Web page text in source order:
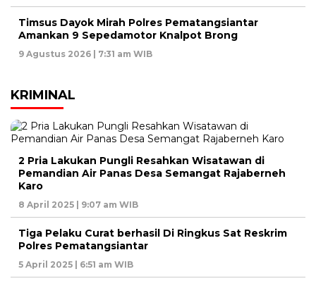
Timsus Dayok Mirah Polres Pematangsiantar
Amankan 9 Sepedamotor Knalpot Brong
9 Agustus 2026 | 7:31 am WIB
KRIMINAL
2 Pria Lakukan Pungli Resahkan Wisatawan di
Pemandian Air Panas Desa Semangat Rajaberneh
Karo
8 April 2025 | 9:07 am WIB
Tiga Pelaku Curat berhasil Di Ringkus Sat Reskrim
Polres Pematangsiantar
5 April 2025 | 6:51 am WIB